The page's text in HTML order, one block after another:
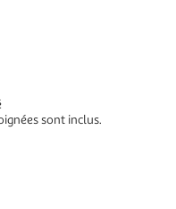
sont inclus.